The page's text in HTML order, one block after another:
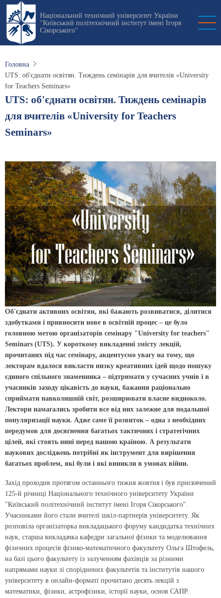
Перейти
основного
вмісту
Національний технічний університет України
"Київський політехнічний інститут імені Ігоря
Сікорського"
Головна
UTS: об'єднати освітян. Тиждень семінарів для вчителів «University
for Teachers Seminars»
UTS: об'єднати освітян. Тиждень семінарів
для вчителів «University for Teachers
Seminars»
Об'єднати активних освітян, які бажають розвиватися, ділитися
здобутками і привносити нове в освітній процес – це було
головною метою організаторів семінару "University for teachers"
Seminars (UTS). У короткому викладенні змісту лекцій,
прочитаних під час семінару, акцентуємо увагу на тому, що
лекторам вдалося викласти низку креативних ідей щодо пошуку
єдиного спільного знаменника – підтримати у сучасних учнів і в
учасників заходу цікавість до науки, бажання раціонально
сприймати навколишній світ, розширювати власне видноколо.
Лектори намагались зробити все від них залежне для подальшої
популяризації науки. Адже саме її розвиток – одна з необхідних
передумов для досягнення багатьох тактичних і стратегічних
цілей, які стоять нині перед нашою країною. А результати
наукових досліджень потрібні як інструмент для вирішення
багатьох проблем, які були і які виникли в умовах війни.
Захід проходив протягом останнього тижня жовтня і був присвячений
125-й річниці Національного технічного університету України
"Київський політехнічний інститут імені Ігоря Сікорського".
Учасниками його стали вчителі шкіл-партнерів університету. Як
розповіла організаторка викладацького форуму кандидатка технічних
наук, старша викладачка кафедри загальної фізики та моделювання
фізичних процесів фізико-математичного факультету Ольга Штофель,
на базі цього факультету із залученням фахівців за різними
напрямами науки зі споріднених факультетів та інститутів нашого
університету в онлайн-форматі прочитано десять лекцій з
математики, фізики, астрофізики, історії науки, основ САПР.